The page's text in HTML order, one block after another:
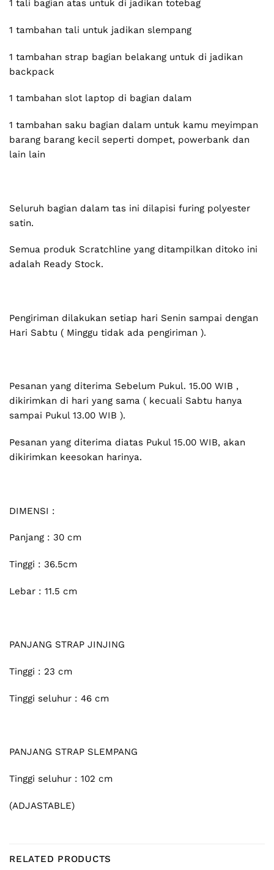
1 tali bagian atas untuk di jadikan totebag
1 tambahan tali untuk jadikan slempang
1 tambahan strap bagian belakang untuk di jadikan
backpack
1 tambahan slot laptop di bagian dalam
1 tambahan saku bagian dalam untuk kamu meyimpan
barang barang kecil seperti dompet, powerbank dan
lain lain
Seluruh bagian dalam tas ini dilapisi furing polyester
satin.
Semua produk Scratchline yang ditampilkan ditoko ini
adalah Ready Stock.
Pengiriman dilakukan setiap hari Senin sampai dengan
Hari Sabtu ( Minggu tidak ada pengiriman ).
Pesanan yang diterima Sebelum Pukul. 15.00 WIB ,
dikirimkan di hari yang sama ( kecuali Sabtu hanya
sampai Pukul 13.00 WIB ).
Pesanan yang diterima diatas Pukul 15.00 WIB, akan
dikirimkan keesokan harinya.
DIMENSI :
Panjang : 30 cm
Tinggi : 36.5cm
Lebar : 11.5 cm
PANJANG STRAP JINJING
Tinggi : 23 cm
Tinggi seluhur : 46 cm
PANJANG STRAP SLEMPANG
Tinggi seluhur : 102 cm
(ADJASTABLE)
RELATED PRODUCTS